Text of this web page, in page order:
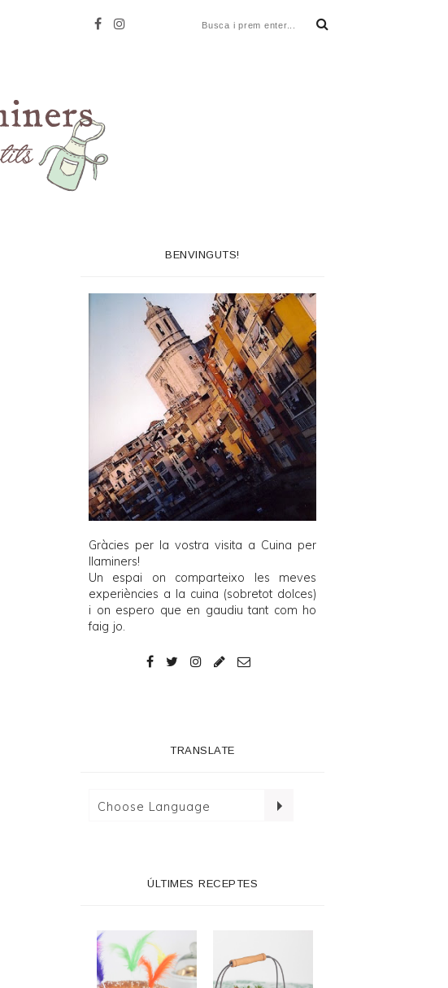
BENVINGUTS!
Gràcies per la vostra visita a Cuina per
llaminers!
Un espai on comparteixo les meves
experiències a la cuina (sobretot dolces)
i on espero que en gaudiu tant com ho
faig jo.
TRANSLATE
ÚLTIMES RECEPTES